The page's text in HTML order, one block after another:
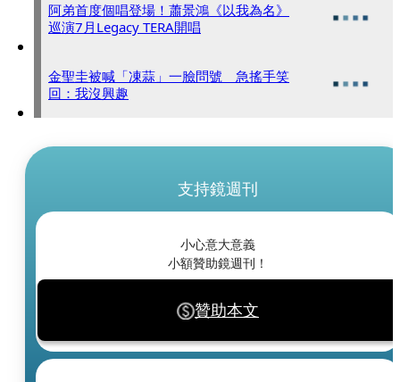
阿弟首度個唱登場！蕭景鴻《以我為名》
巡演7月Legacy TERA開唱
金聖圭被喊「凍蒜」一臉問號 急搖手笑
回：我沒興趣
支持鏡週刊
小心意大意義
小額贊助鏡週刊！
贊助本文